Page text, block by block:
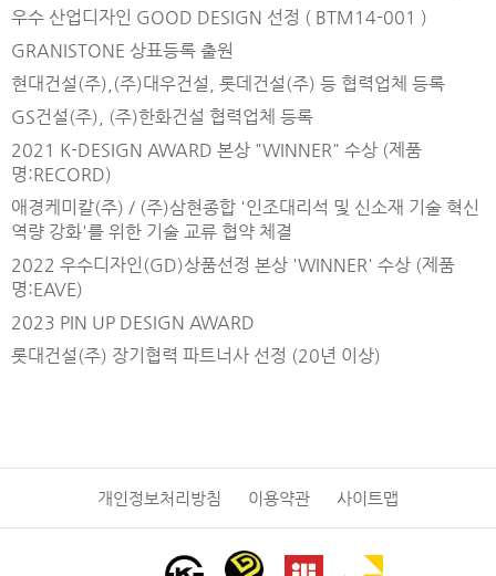
우수 산업디자인 GOOD DESIGN 선정 ( BTM14-001 )
GRANISTONE 상표등록 출원
현대건설(주),(주)대우건설, 롯데건설(주) 등 협력업체 등록
GS건설(주), (주)한화건설 협력업체 등록
2021 K-DESIGN AWARD 본상 "WINNER" 수상 (제품
명:RECORD)
애경케미칼(주) / (주)삼현종합 '인조대리석 및 신소재 기술 혁신
역량 강화'를 위한 기술 교류 협약 체결
2022 우수디자인(GD)상품선정 본상 'WINNER' 수상 (제품
명:EAVE)
2023 PIN UP DESIGN AWARD
롯대건설(주) 장기협력 파트너사 선정 (20년 이상)
개인정보처리방침 이용약관 사이트맵